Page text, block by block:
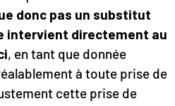
donc pas un substitut
intervient directement au
, en tant que donnée
à toute prise de
cette prise de